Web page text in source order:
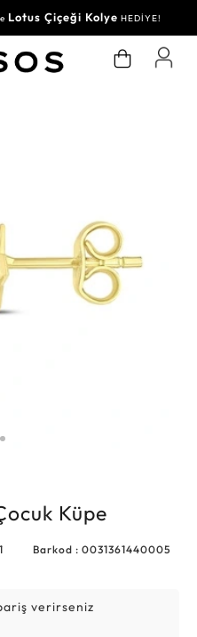
Lotus Çiçeği Kolye HEDİYE!
Küpe
Barkod : 0031361440005
verirseniz